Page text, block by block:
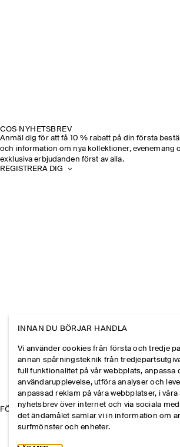
COS NYHETSBREV
Anmäl dig för att få 10 % rabatt på din första
och information om nya kollektioner, evenemang
exklusiva erbjudanden först av alla.
REGISTRERA DIG
FÖRETAGET
INNAN DU BÖRJAR HANDLA
Vi använder cookies från första och tredje
annan spårningsteknik från
full funktionalitet på vår webbplats, anpassa
användarupplevelse, utföra analyser och
anpassad reklam på våra webbplatser, i
nyhetsbrev över internet och via sociala
det ändamålet samlar vi in information om
surfmönster och enheter.